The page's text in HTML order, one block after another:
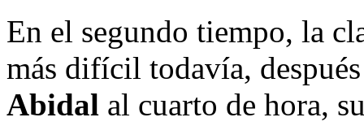
En el segundo tiempo, la
más difícil todavía,
Abidal al cuarto de hora,